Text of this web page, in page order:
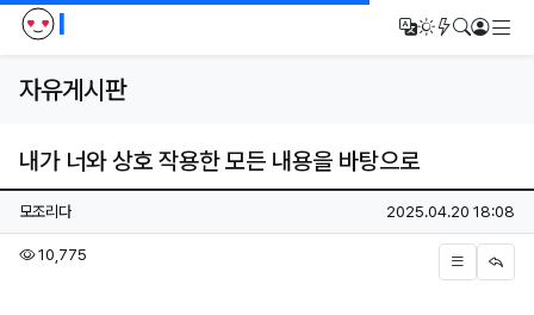
I 번역다크모드
새글/새댓글
검색로그인
자유게시판
내가 너와 상호 작용한 모든 내용을 바탕으로
페이지 정보
작성자
모조리다 작성일
2025.04.20 18:08
10,775